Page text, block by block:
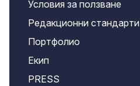
Условия за ползване
Редакционни стандарти
Портфолио
Екип
PRESS